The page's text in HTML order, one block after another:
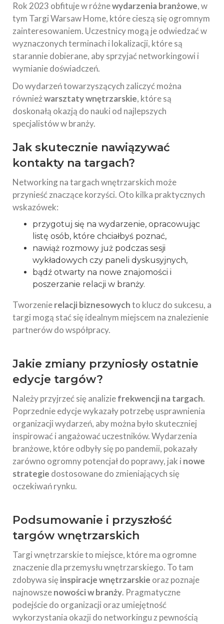
Rok 2023 obfituje w różnewydarzenia branżowe, w
tym Targi Warsaw Home, które cieszą się ogromnym
zainteresowaniem. Uczestnicy mogą je odwiedzać w
wyznaczonych terminach i lokalizacji, które są
starannie dobierane, aby sprzyjać networkingowi i
wymianie doświadczeń.
Do wydarzeń towarzyszących zaliczyć można
równieżwarsztaty wnętrzarskie, które są
doskonałą okazją do nauki od najlepszych
specjalistów w branży.
Jak skutecznie nawiązywać
kontakty na targach?
Networking na targach wnętrzarskich może
przynieść znaczące korzyści. Oto kilka praktycznych
wskazówek:
przygotuj się na wydarzenie, opracowując
listę osób, które chciałbyś poznać,
nawiąż rozmowy już podczas sesji
wykładowych czy paneli dyskusyjnych,
bądź otwarty na nowe znajomości i
poszerzanie relacji w branży.
Tworzenierelacji biznesowychto klucz do sukcesu, a
targi mogą stać się idealnym miejscem na znalezienie
partnerów do współpracy.
Jakie zmiany przyniosły ostatnie
edycje targów?
Należy przyjrzeć się analiziefrekwencji na targach.
Poprzednie edycje wykazały potrzebę usprawnienia
organizacji wydarzeń, aby można było skuteczniej
inspirować i angażować uczestników. Wydarzenia
branżowe, które odbyły się po pandemii, pokazały
zarówno ogromny potencjał do poprawy, jak i nowe
strategie dostosowane do zmieniających się
oczekiwań rynku.
Podsumowanie i przyszłość
targów wnętrzarskich
Targi wnętrzarskie to miejsce, które ma ogromne
znaczenie dla przemysłu wnętrzarskiego. To tam
zdobywa się inspiracje wnętrzarskie oraz poznaje
najnowszenowości w branży. Pragmatyczne
podejście do organizacji oraz umiejętność
wykorzystania okazji do networkingu z pewnością